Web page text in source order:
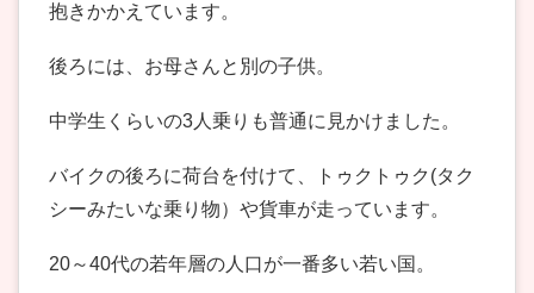
抱きかかえています。
後ろには、お母さんと別の子供。
中学生くらいの3人乗りも普通に見かけました。
バイクの後ろに荷台を付けて、トゥクトゥク(タク
シーみたいな乗り物）や貨車が走っています。
20～40代の若年層の人口が一番多い若い国。